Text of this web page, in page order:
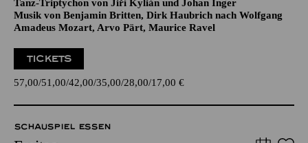
RELATIONS
Musik von Benjamin Britten, Dirk Haubrich nach Wolfgang
Amadeus Mozart, Arvo Pärt, Maurice Ravel
57,00 51,00 42,00 35,00